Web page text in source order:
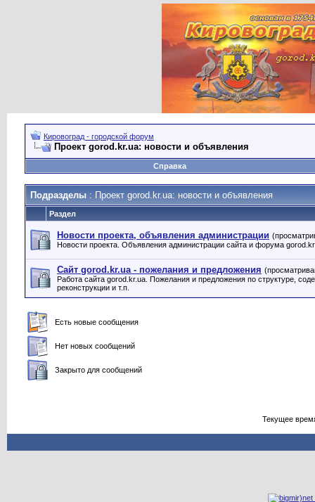
Кировоград - городской форум
Проект gorod.kr.ua: новости и объявления
Справка
Подразделы : Проект gorod.kr.ua: новости и объявления
Раздел
Новости проекта, объявления администрации
Новости проекта. Объявления администрации сайта и форума
Сайт gorod.kr.ua - пожелания и предложения
Работа сайта gorod.kr.ua. Пожелания и предложения по структуре,
реконструкции и т.п.
Есть новые сообщения
Нет новых сообщений
Закрыто для сообщений
Текущее